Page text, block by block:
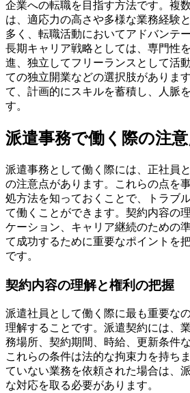
企業への転職を目指す方法です。複
は、適応力の高さや多様な業務経験
多く、転職活動においてアドバンテ
長期キャリア戦略としては、専門性
進、独立してフリーランスとして活
ての独立開業などの選択肢がありま
て、計画的にスキルを蓄積し、人脈
す。
派遣事務で働く際の注
派遣事務として働く際には、正社員
の注意点があります。これらの点を
処方法を知っておくことで、トラブ
て働くことができます。契約内容の
ケーション、キャリア継続のための
て成功するために重要なポイントを
です。
契約内容の理解と権利の把握
派遣社員として働く際に最も重要な
理解することです。派遣契約には、
務場所、契約期間、時給、更新条件
これらの条件は法的な拘束力を持ち
ていない業務を依頼された場合は、
な対応を取る必要があります。